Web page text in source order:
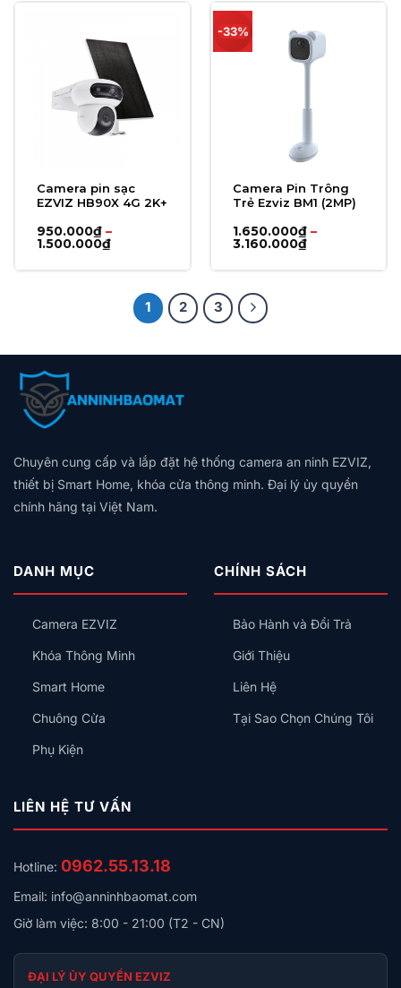
đến đến
Camera pin sạc
EZVIZ HB90X 4G 2K+
950.000₫ –
1.500.000₫Khoảng
giá:
từ
1.500.000₫
-33%
Camera Pin Trông
Trẻ Ezviz BM1 (2MP)
1.650.000₫ –
3.160.000₫Khoảng
giá:
từ
1 2 3
Chuyên cung cấp và lắp đặt hệ thống camera an ninh EZVIZ,
thiết bị Smart Home, khóa cửa thông minh. Đại lý ủy quyền
chính hãng tại Việt Nam.
DANH MỤC
Camera EZVIZ
Khóa Thông Minh
Smart Home
Chuông Cửa
Phụ Kiện
CHÍNH SÁCH
Bảo Hành và Đổi Trả
Giới Thiệu
Liên Hệ
Tại Sao Chọn Chúng Tôi
LIÊN HỆ TƯ VẤN
Hotline: 0962.55.13.18
Email: info@anninhbaomat.com
Giờ làm việc: 8:00 - 21:00 (T2 - CN)
ĐẠI LÝ ỦY QUYỀN EZVIZ